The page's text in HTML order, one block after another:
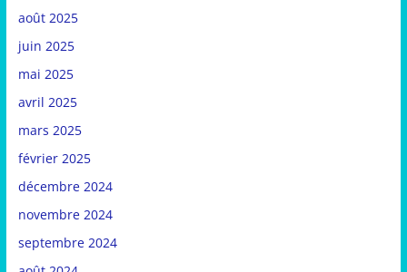
août 2025
juin 2025
mai 2025
avril 2025
mars 2025
février 2025
décembre 2024
novembre 2024
septembre 2024